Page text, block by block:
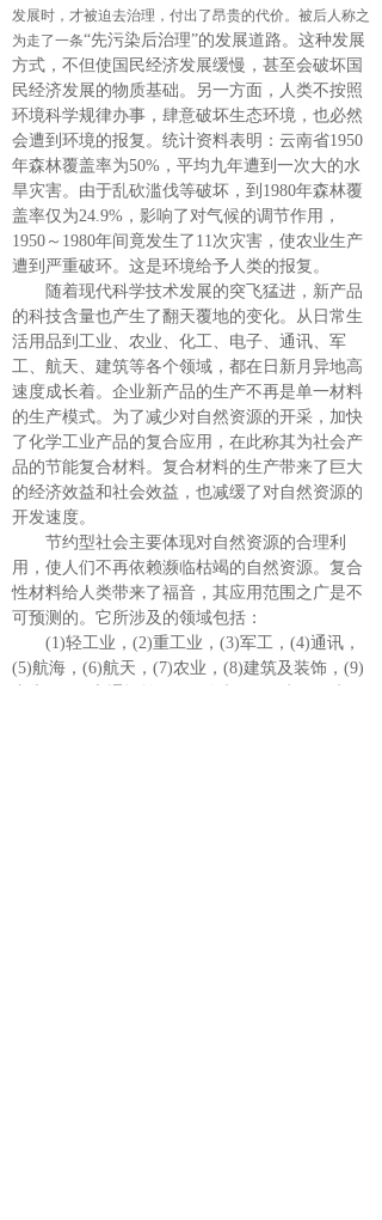
发展时，才被迫去治理，付出了昂贵的代价。被后人称之
为走了一条“先污染后治理”的发展道路。这种发展
方式，不但使国民经济发展缓慢，甚至会破坏国
民经济发展的物质基础。另一方面，人类不按照
环境科学规律办事，肆意破坏生态环境，也必然
会遭到环境的报复。统计资料表明：云南省1950
年森林覆盖率为50%，平均九年遭到一次大的水
旱灾害。由于乱砍滥伐等破坏，到1980年森林覆
盖率仅为24.9%，影响了对气候的调节作用，
1950～1980年间竟发生了11次灾害，使农业生产
遭到严重破环。这是环境给予人类的报复。
随着现代科学技术发展的突飞猛进，新产品
的科技含量也产生了翻天覆地的变化。从日常生
活用品到工业、农业、化工、电子、通讯、军
工、航天、建筑等各个领域，都在日新月异地高
速度成长着。企业新产品的生产不再是单一材料
的生产模式。为了减少对自然资源的开采，加快
了化学工业产品的复合应用，在此称其为社会产
品的节能复合材料。复合材料的生产带来了巨大
的经济效益和社会效益，也减缓了对自然资源的
开发速度。
节约型社会主要体现对自然资源的合理利
用，使人们不再依赖濒临枯竭的自然资源。复合
性材料给人类带来了福音，其应用范围之广是不
可预测的。它所涉及的领域包括：
(1)轻工业，(2)重工业，(3)军工，(4)通讯，
(5)航海，(6)航天，(7)农业，(8)建筑及装饰，(9)